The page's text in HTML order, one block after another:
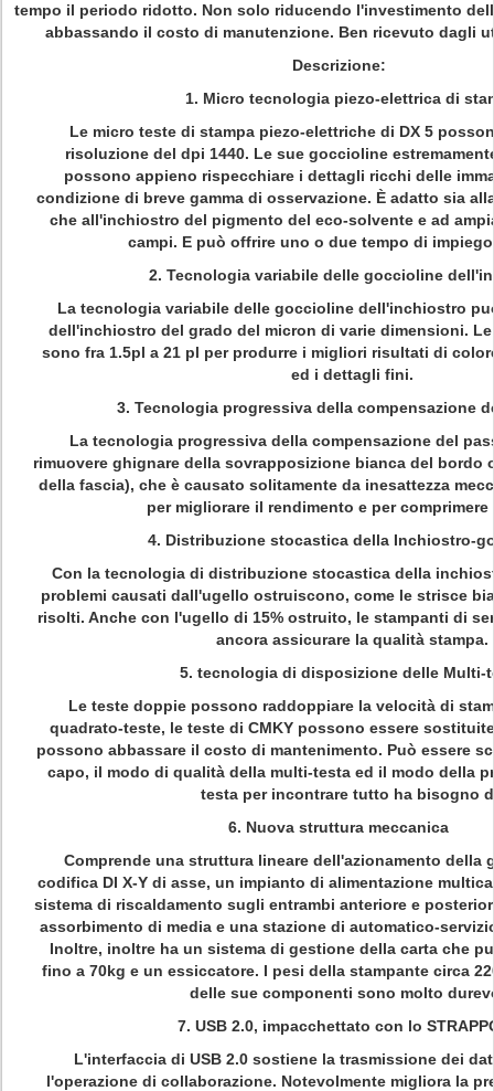
tempo il periodo ridotto. Non solo riducendo l'investimento
abbassando il costo di manutenzione. Ben ricevuto dagli
Descrizione:
1. Micro tecnologia piezo-elettrica di
Le micro teste di stampa piezo-elettriche di DX 5
risoluzione del dpi 1440. Le sue goccioline
possono appieno rispecchiare i dettagli ricchi delle
condizione di breve gamma di osservazione. È adatto sia
che all'inchiostro del pigmento del eco-solvente e ad
campi. E può offrire uno o due tempo di
2. Tecnologia variabile delle goccioline
La tecnologia variabile delle goccioline dell'inchiostro
dell'inchiostro del grado del micron di varie dimensioni.
sono fra 1.5pl a 21 pl per produrre i migliori risultati di
ed i dettagli fini.
3. Tecnologia progressiva della compensazione
La tecnologia progressiva della compensazione del
rimuovere ghignare della sovrapposizione bianca del bordo
della fascia), che è causato solitamente da inesattezza
per migliorare il rendimento e per
4. Distribuzione stocastica della Inchiostro-
Con la tecnologia di distribuzione stocastica della
problemi causati dall'ugello ostruiscono, come le strisce
risolti. Anche con l'ugello di 15% ostruito, le stampanti di
ancora assicurare la qualità stampa.
5. tecnologia di disposizione delle Multi-
Le teste doppie possono raddoppiare la velocità di
quadrato-teste, le teste di CMKY possono essere
possono abbassare il costo di mantenimento. Può essere
capo, il modo di qualità della multi-testa ed il modo della
testa per incontrare tutto ha bisogno
6. Nuova struttura meccanica
Comprende una struttura lineare dell'azionamento della
codifica DI X-Y di asse, un impianto di alimentazione
sistema di riscaldamento sugli entrambi anteriore e
assorbimento di media e una stazione di automatico-
Inoltre, inoltre ha un sistema di gestione della carta che
fino a 70kg e un essiccatore. I pesi della stampante circa
delle sue componenti sono molto
7. USB 2.0, impacchettato con lo
L'interfaccia di USB 2.0 sostiene la trasmissione dei
l'operazione di collaborazione. Notevolmente migliora la